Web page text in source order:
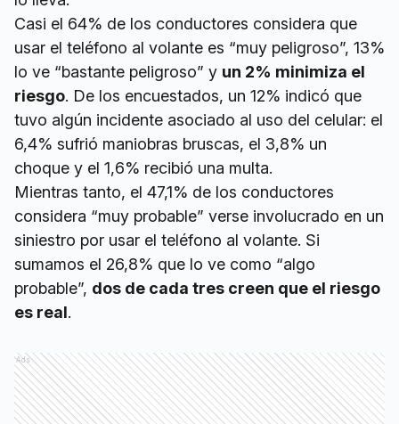
Casi el 64% de los conductores considera que
usar el teléfono al volante es “muy peligroso”, 13%
lo ve “bastante peligroso” y un 2% minimiza el
riesgo. De los encuestados, un 12% indicó que
tuvo algún incidente asociado al uso del celular: el
6,4% sufrió maniobras bruscas, el 3,8% un
choque y el 1,6% recibió una multa.
Mientras tanto, el 47,1% de los conductores
considera “muy probable” verse involucrado en un
siniestro por usar el teléfono al volante. Si
sumamos el 26,8% que lo ve como “algo
probable”, dos de cada tres creen que el riesgo
es real.
Ads